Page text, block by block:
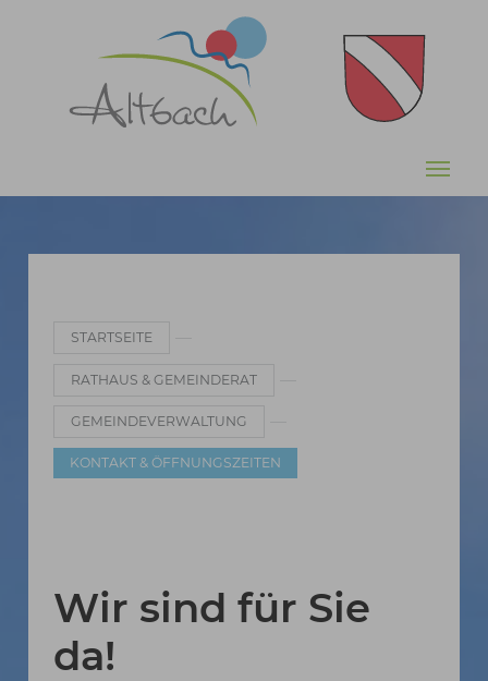
Zum Hauptinhalt springen
STARTSEITE
RATHAUS & GEMEINDERAT
GEMEINDEVERWALTUNG
KONTAKT & ÖFFNUNGSZEITEN
Wir sind für Sie
da!